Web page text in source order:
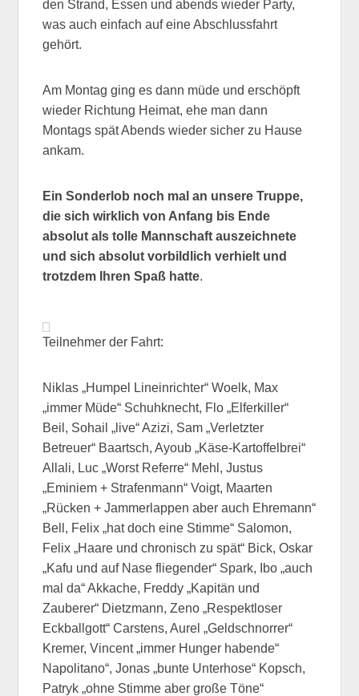
den Strand, Essen und abends wieder Party,
was auch einfach auf eine Abschlussfahrt
gehört.
Am Montag ging es dann müde und erschöpft
wieder Richtung Heimat, ehe man dann
Montags spät Abends wieder sicher zu Hause
ankam.
Ein Sonderlob noch mal an unsere Truppe,
die sich wirklich von Anfang bis Ende
absolut als tolle Mannschaft auszeichnete
und sich absolut vorbildlich verhielt und
trotzdem Ihren Spaß hatte.
Teilnehmer der Fahrt:
Niklas „Humpel Lineinrichter“ Woelk, Max
„immer Müde“ Schuhknecht, Flo „Elferkiller“
Beil, Sohail „live“ Azizi, Sam „Verletzter
Betreuer“ Baartsch, Ayoub „Käse-Kartoffelbrei“
Allali, Luc „Worst Referre“ Mehl, Justus
„Eminiem + Strafenmann“ Voigt, Maarten
„Rücken + Jammerlappen aber auch Ehremann“
Bell, Felix „hat doch eine Stimme“ Salomon,
Felix „Haare und chronisch zu spät“ Bick, Oskar
„Kafu und auf Nase fliegender“ Spark, Ibo „auch
mal da“ Akkache, Freddy „Kapitän und
Zauberer“ Dietzmann, Zeno „Respektloser
Eckballgott“ Carstens, Aurel „Geldschnorrer“
Kremer, Vincent „immer Hunger habende“
Napolitano“, Jonas „bunte Unterhose“ Kopsch,
Patryk „ohne Stimme aber große Töne“